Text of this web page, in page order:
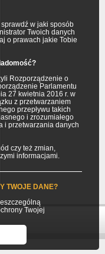
w jaki sposób
Twoich danych
o prawach jakie Tobie
Rozporządzenie o
Parlamentu
27 kwietnia 2016 r. w
z przetwarzaniem
przepływu takich
i zrozumiałego
i przetwarzania danych
czy też zmian,
informacjami.
TWOJE DANE?
Twojej
jako
będący